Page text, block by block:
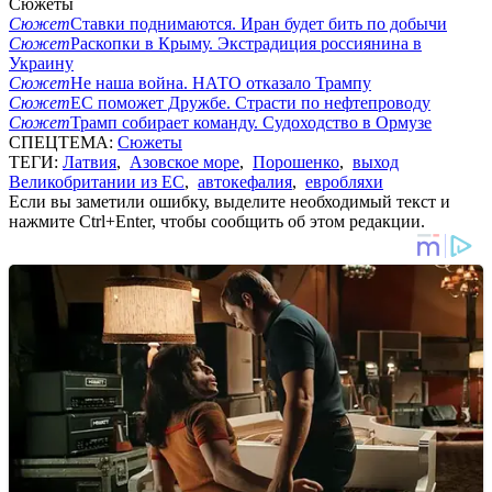
СюжетСтавки поднимаются. Иран будет бить по добычи
СюжетРаскопки в Крыму. Экстрадиция россиянина в
Украину
СюжетНе наша война. НАТО отказало Трампу
СюжетЕС поможет Дружбе. Страсти по нефтепроводу
СюжетТрамп собирает команду. Судоходство в Ормузе
СПЕЦТЕМА: Сюжеты
ТЕГИ: Латвия, Азовское море, Порошенко, выход
Великобритании из ЕС, автокефалия, евробляхи
Если вы заметили ошибку, выделите необходимый текст и
нажмите Ctrl+Enter, чтобы сообщить об этом редакции.